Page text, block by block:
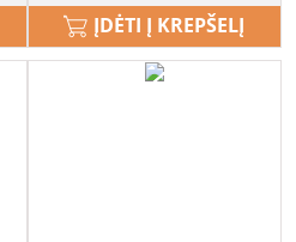
ĮDĖTI Į KREPŠELĮ